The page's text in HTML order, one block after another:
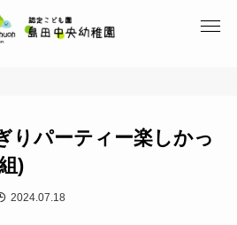
りパーティー楽しかっ
)
2024.07.18